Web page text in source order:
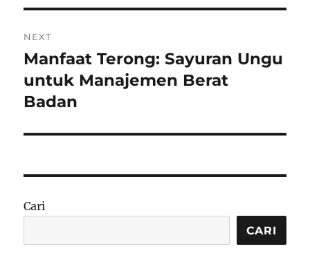
NEXT
Next
post:
Manfaat Terong: Sayuran Ungu
untuk Manajemen Berat
Badan
Cari
CARI